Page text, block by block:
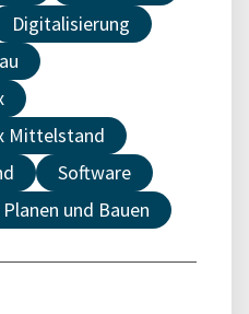
Digitalisierung
Mittelstand
Software
und Bauen